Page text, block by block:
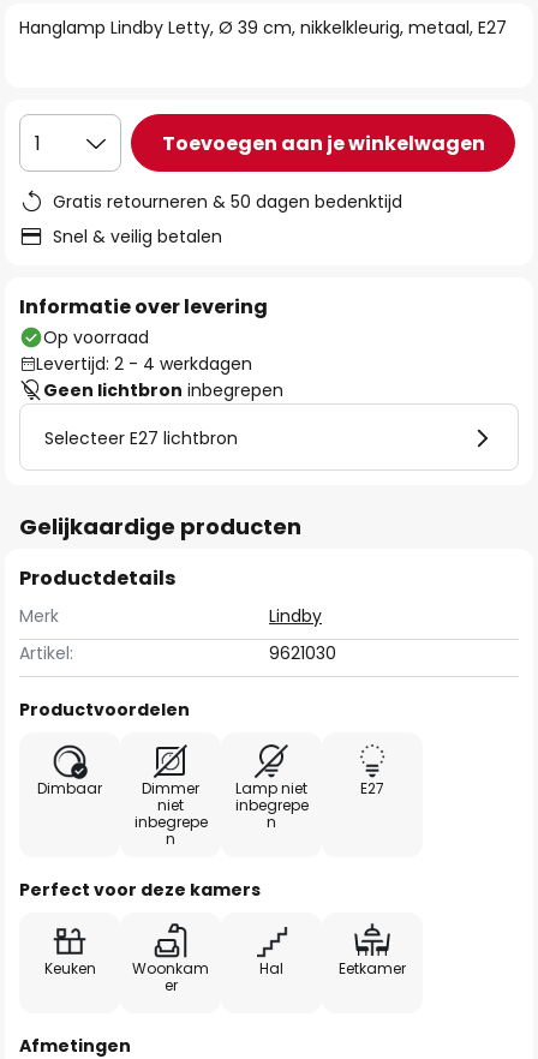
de
Hanglamp Lindby Letty, Ø 39 cm, nikkelkleurig, metaal, E27
1 Toevoegen aan je winkelwagen
Gratis retourneren & 50 dagen bedenktijd
Snel & veilig betalen
Informatie over levering
Op voorraad
Levertijd: 2 - 4 werkdagen
Geen lichtbron inbegrepen
Selecteer E27 lichtbron
Gelijkaardige producten
Productdetails
Merk
Lindby
Artikel:
9621030
Productvoordelen
Dimbaar
Dimmer
niet
inbegrepe
n
Lamp niet
inbegrepe
n
E27
Perfect voor deze kamers
Keuken
Woonkam
er
Hal Eetkamer
Afmetingen